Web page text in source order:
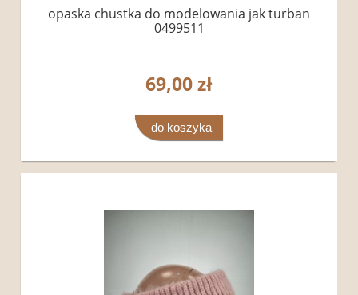
opaska chustka do modelowania jak turban
0499511
69,00 zł
do koszyka